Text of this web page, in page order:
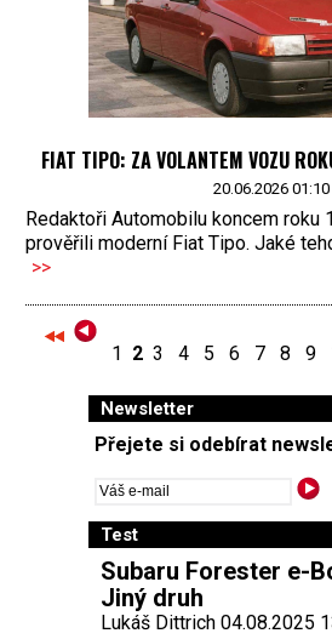
FIAT TIPO: ZA VOLANTEM VOZU
20.06.2026 01:10
Redaktoři Automobilu koncem roku
prověřili moderní Fiat Tipo. Jaké
>>
1 2 3 4 5 6 7 8 9
Newsletter
Přejete si odebírat
Test
Subaru Forester e-
Jiný druh
Lukáš Dittrich 04.08.2025